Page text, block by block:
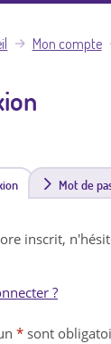
Mon compte
(
n
Mot de
inscrit,
?
* sont